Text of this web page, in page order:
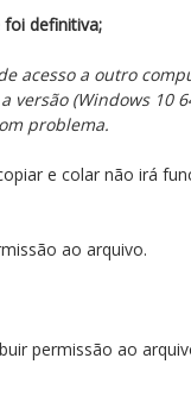
foi definitiva;
acesso a outro
versão (Windows 10
problema.
e colar não irá
ao arquivo.
permissão ao